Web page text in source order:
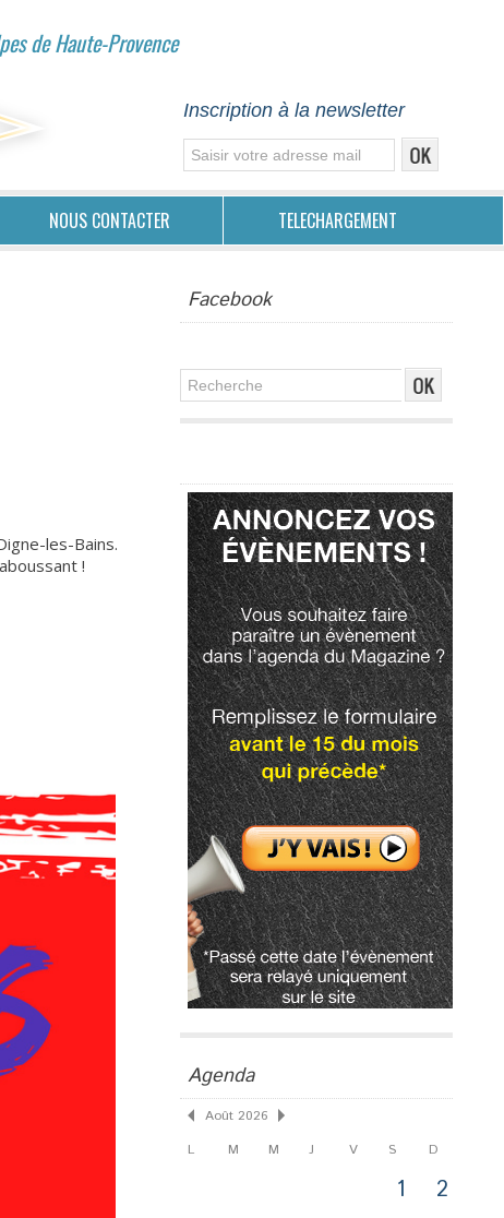
de Haute-Provence
Inscription à la newsletter
NOUS CONTACTER TELECHARGEMENT
les-Bains.
!
Facebook
Agenda
Août 2026
L
M M J V S D
1
2